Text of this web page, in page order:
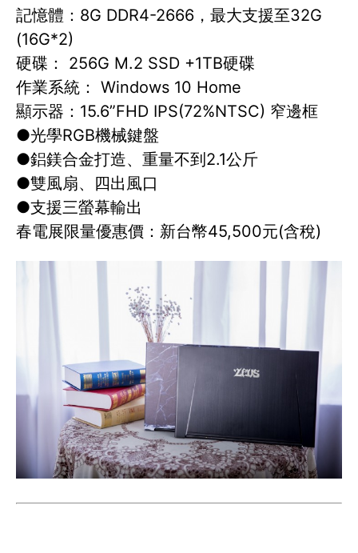
記憶體：8G DDR4-2666，最大支援至32G
(16G*2)
硬碟： 256G M.2 SSD +1TB硬碟
作業系統： Windows 10 Home
顯示器：15.6”FHD IPS(72%NTSC) 窄邊框
●光學RGB機械鍵盤
●鋁鎂合金打造、重量不到2.1公斤
●雙風扇、四出風口
●支援三螢幕輸出
春電展限量優惠價：新台幣45,500元(含稅)